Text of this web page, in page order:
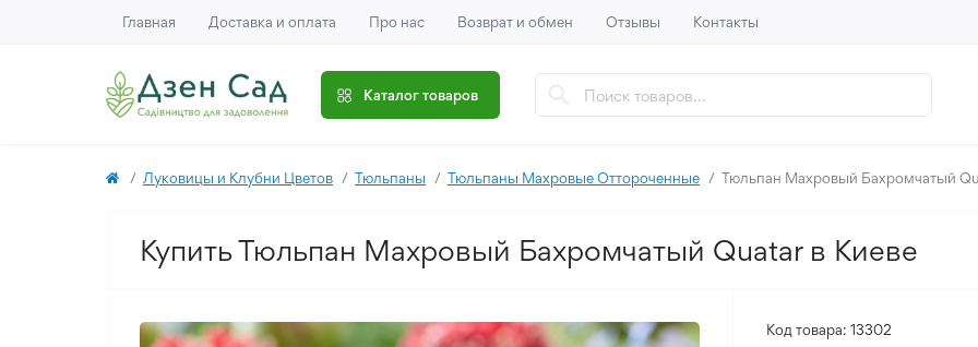
Главная Доставка и оплата Про нас Возврат и обмен Отзывы Контакты
Каталог товаров
Луковицы и Клубни Цветов Тюльпаны Тюльпаны Махровые Оттороченные Тюльпан Махровый Бахромчатый
Купить Тюльпан Махровый Бахромчатый Quatar в Киеве
Код товара: 13302